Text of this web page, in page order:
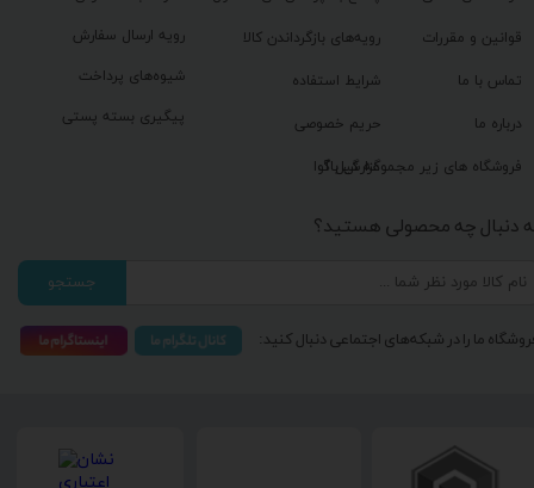
رویه ارسال سفارش
شیوه‌های پرداخت
پیگیری بسته پستی
رویه‌های بازگرداندن کالا
شرایط استفاده
حریم خصوصی
گزارش باگ
قوانین و مقررات
تماس با ما
درباره ما
فروشگاه های زیر مجموعه گیل آوا
دنبال چه محصولی هستید؟
جستجو
ما را در شبکه‌های اجتماعی دنبال کنید: